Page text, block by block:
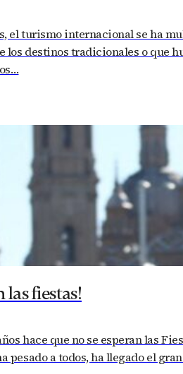
el turismo internacional se ha
los destinos tradicionales o que
las fiestas!
hace que no se esperan las
pesado a todos, ha llegado el